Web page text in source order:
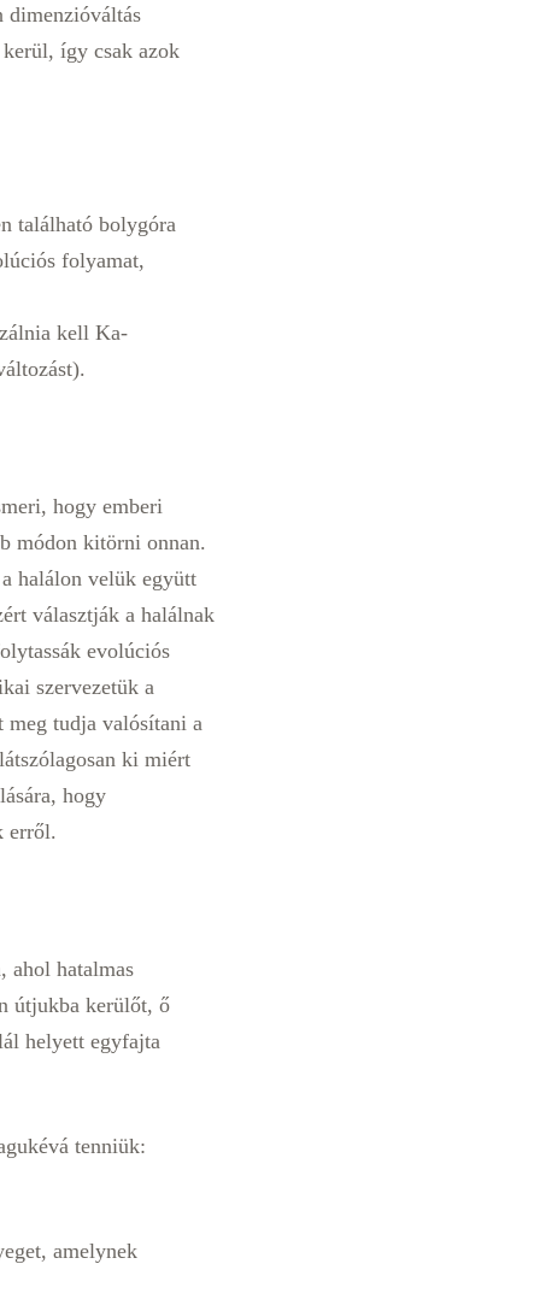
dimenzióváltás
így csak azok
található bolygóra
folyamat,
kell Ka-
hogy emberi
módon kitörni onnan.
halálon velük együtt
választják a halálnak
evolúciós
szervezetük a
meg tudja valósítani a
ki miért
hogy
erről.
ahol hatalmas
útjukba kerülőt, ő
helyett egyfajta
tenniük:
amelynek